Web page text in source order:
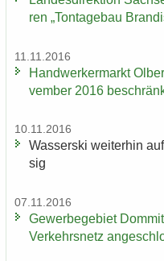
ren „Ton­ta­ge­bau
11.11.2016
Hand­wer­ker­markt
vem­ber 2016
10.11.2016
Was­ser­ski wei­ter­hin
sig
07.11.2016
Ge­wer­be­ge­biet
Ver­kehrs­netz